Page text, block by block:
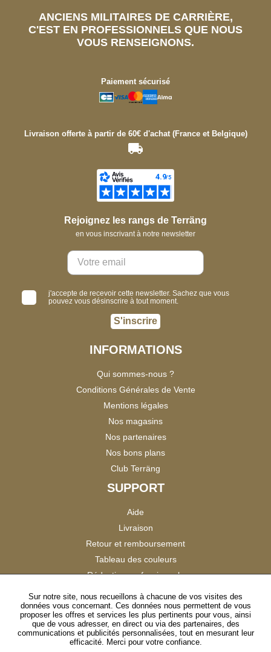
ANCIENS MILITAIRES DE CARRIÈRE,
C'EST EN PROFESSIONNELS QUE NOUS
VOUS RENSEIGNONS.
Paiement sécurisé
Livraison offerte à partir de 60€ d'achat (France et Belgique)
Rejoignez les rangs de Terräng
en vous inscrivant à notre newsletter
j'accepte de recevoir cette newsletter. Sachez que vous
pouvez vous désinscrire à tout moment.
S'inscrire
INFORMATIONS
Qui sommes-nous ?
Conditions Générales de Vente
Mentions légales
Nos magasins
Nos partenaires
Nos bons plans
Club Terräng
SUPPORT
Aide
Livraison
Retour et remboursement
Tableau des couleurs
Réduction professionnels
Satisfaction Clients
SUIVEZ-NOUS
Sur notre site, nous recueillons à chacune de vos visites des
données vous concernant. Ces données nous permettent de vous
proposer les offres et services les plus pertinents pour vous, ainsi
que de vous adresser, en direct ou via des partenaires, des
communications et publicités personnalisées, tout en mesurant leur
efficacité. Merci pour votre confiance.